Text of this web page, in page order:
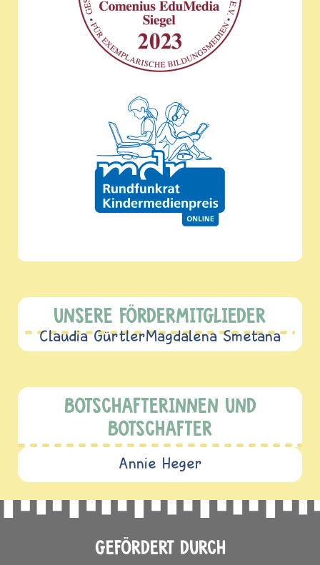
UNSERE FÖRDERMITGLIEDER
Claudia GürtlerMagdalena Smetana
BOTSCHAFTERINNEN UND
BOTSCHAFTER
Annie Heger
GEFÖRDERT DURCH